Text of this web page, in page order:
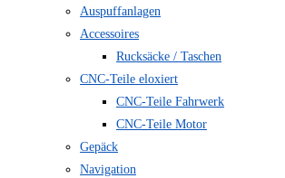
Auspuffanlagen
Accessoires
Rucksäcke / Taschen
CNC-Teile eloxiert
CNC-Teile Fahrwerk
CNC-Teile Motor
Gepäck
Navigation